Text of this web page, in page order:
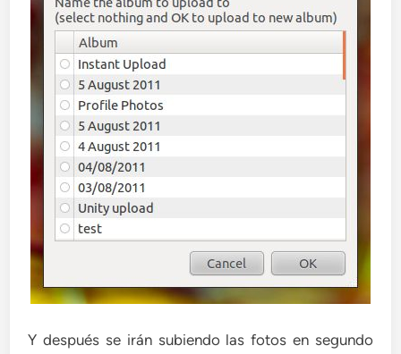
Y después se irán subiendo las fotos en segundo